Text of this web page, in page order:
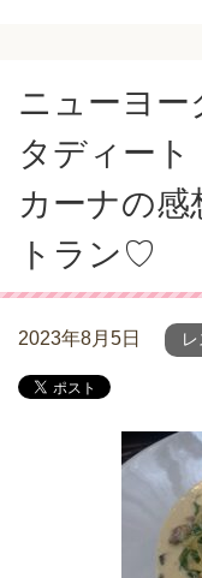
ニューヨー
タディート
カーナの感
トラン♡
2023年8月5日